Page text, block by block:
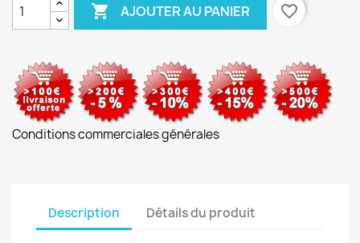
 AJOUTER AU PANIER favorite_border
Conditions commerciales générales
Description Détails du produit